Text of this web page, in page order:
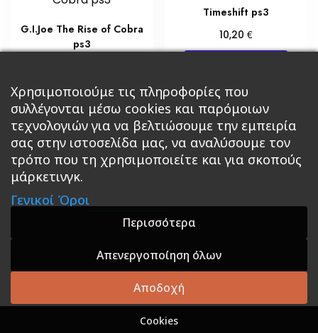
G.I.Joe The Rise of Cobra
ps3
Προσθήκη στο καλάθι
Timeshift ps3
10,20€
Κεντρική Βιβλία
Roleplaying Games Ψυχαγωγία Εκδόσεις Βάρδος
Σε Προσφορά
A theme by GradientThemes - A theme by Gradient
Themes
Χρησιμοποιούμε τις πληροφορίες που
συλλέγονται μέσω cookies και παρόμοιων
τεχνολογιών για να βελτιώσουμε την εμπειρία
σας στην ιστοσελίδα μας, να αναλύσουμε τον
τρόπο που τη χρησιμοποιείτε και για σκοπούς
μάρκετινγκ.
Γενικοί Όροι
Περισσότερα
Απενεργοποίηση όλων
Αποδοχή
Cookies